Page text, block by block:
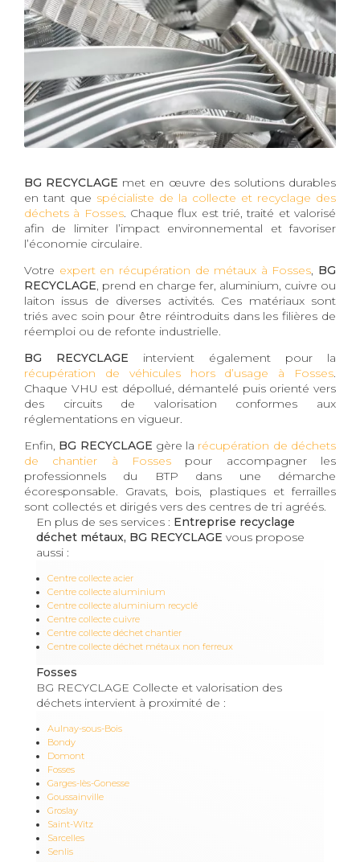
BG RECYCLAGE met en œuvre des solutions durables
en tant que spécialiste de la collecte et recyclage des
déchets à Fosses. Chaque flux est trié, traité et valorisé
afin de limiter l’impact environnemental et favoriser
l’économie circulaire.
Votre expert en récupération de métaux à Fosses, BG
RECYCLAGE, prend en charge fer, aluminium, cuivre ou
laiton issus de diverses activités. Ces matériaux sont
triés avec soin pour être réintroduits dans les filières de
réemploi ou de refonte industrielle.
BG RECYCLAGE intervient également pour la
récupération de véhicules hors d’usage à Fosses.
Chaque VHU est dépollué, démantelé puis orienté vers
des circuits de valorisation conformes aux
réglementations en vigueur.
Enfin, BG RECYCLAGE gère la récupération de déchets
de chantier à Fosses pour accompagner les
professionnels du BTP dans une démarche
écoresponsable. Gravats, bois, plastiques et ferrailles
sont collectés et dirigés vers des centres de tri agréés.
En plus de ses services : Entreprise recyclage
déchet métaux, BG RECYCLAGE vous propose
aussi :
Centre collecte acier
Centre collecte aluminium
Centre collecte aluminium recyclé
Centre collecte cuivre
Centre collecte déchet chantier
Centre collecte déchet métaux non ferreux
Fosses
BG RECYCLAGE Collecte et valorisation des
déchets intervient à proximité de :
Aulnay-sous-Bois
Bondy
Domont
Fosses
Garges-lès-Gonesse
Goussainville
Groslay
Saint-Witz
Sarcelles
Senlis